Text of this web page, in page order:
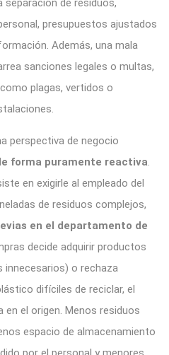
de residuos,
presupuestos ajustados
Además, una mala
sanciones legales o multas,
plagas, vertidos o
perspectiva de negocio
forma puramente reactiva.
en exigirle al empleado del
de residuos complejos,
en el departamento de
decide adquirir productos
o rechaza
difíciles de reciclar, el
en el origen. Menos residuos
espacio de almacenamiento